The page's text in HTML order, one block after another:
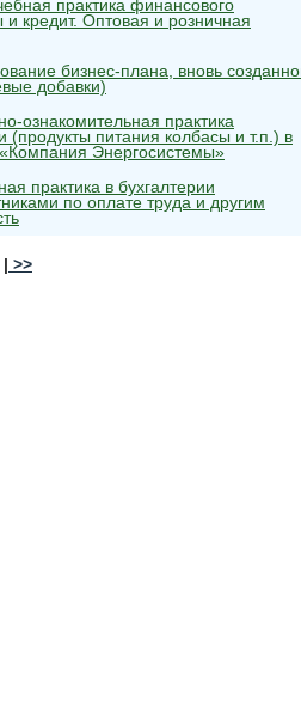
практика финансового
кредит. Оптовая и розничная
бизнес-плана, вновь
добавки)
ознакомительная практика
(продукты питания колбасы и т.п.) в
Энергосистемы»
практика в бухгалтерии
по оплате труда и другим
| >>